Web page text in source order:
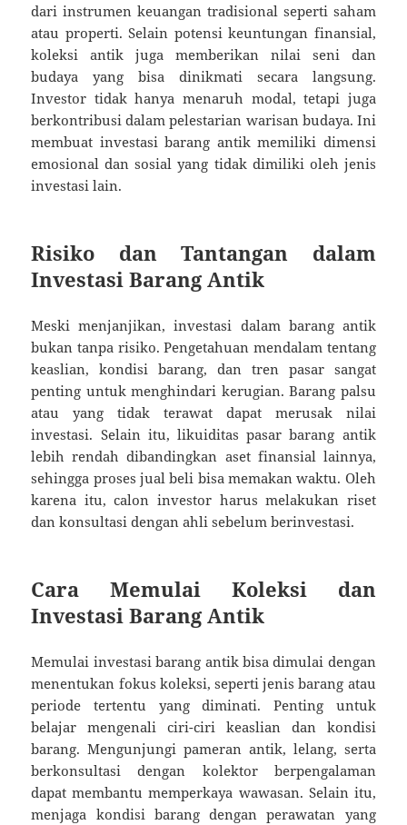
dari instrumen keuangan tradisional seperti saham
atau properti. Selain potensi keuntungan finansial,
koleksi antik juga memberikan nilai seni dan
budaya yang bisa dinikmati secara langsung.
Investor tidak hanya menaruh modal, tetapi juga
berkontribusi dalam pelestarian warisan budaya. Ini
membuat investasi barang antik memiliki dimensi
emosional dan sosial yang tidak dimiliki oleh jenis
investasi lain.
Risiko dan Tantangan dalam
Investasi Barang Antik
Meski menjanjikan, investasi dalam barang antik
bukan tanpa risiko. Pengetahuan mendalam tentang
keaslian, kondisi barang, dan tren pasar sangat
penting untuk menghindari kerugian. Barang palsu
atau yang tidak terawat dapat merusak nilai
investasi. Selain itu, likuiditas pasar barang antik
lebih rendah dibandingkan aset finansial lainnya,
sehingga proses jual beli bisa memakan waktu. Oleh
karena itu, calon investor harus melakukan riset
dan konsultasi dengan ahli sebelum berinvestasi.
Cara Memulai Koleksi dan
Investasi Barang Antik
Memulai investasi barang antik bisa dimulai dengan
menentukan fokus koleksi, seperti jenis barang atau
periode tertentu yang diminati. Penting untuk
belajar mengenali ciri-ciri keaslian dan kondisi
barang. Mengunjungi pameran antik, lelang, serta
berkonsultasi dengan kolektor berpengalaman
dapat membantu memperkaya wawasan. Selain itu,
menjaga kondisi barang dengan perawatan yang